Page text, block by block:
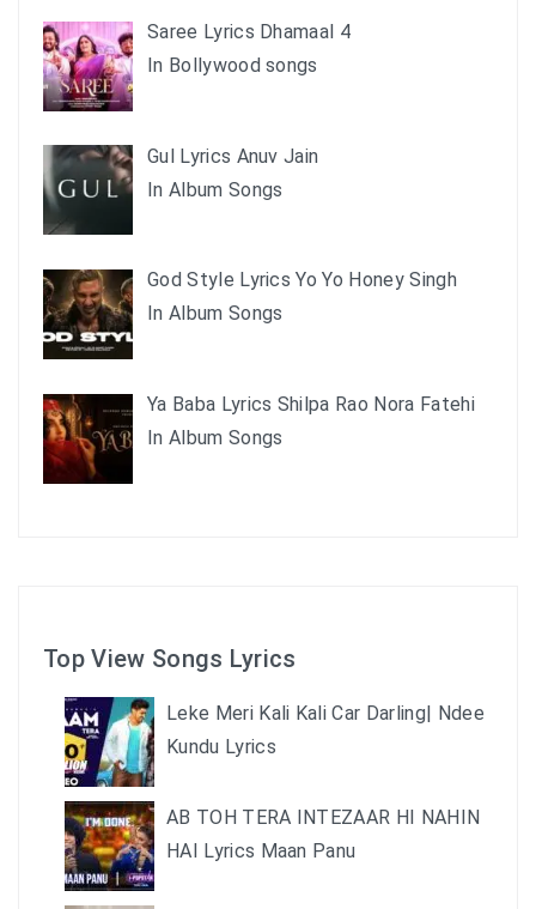
Saree Lyrics Dhamaal 4
In Bollywood songs
Gul Lyrics Anuv Jain
In Album Songs
God Style Lyrics Yo Yo Honey Singh
In Album Songs
Ya Baba Lyrics Shilpa Rao Nora Fatehi
In Album Songs
Top View Songs Lyrics
Leke Meri Kali Kali Car Darling| Ndee
Kundu Lyrics
AB TOH TERA INTEZAAR HI NAHIN
HAI Lyrics Maan Panu